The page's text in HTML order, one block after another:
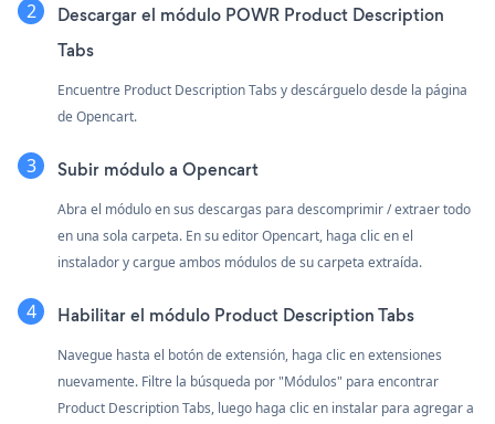
Descargar el módulo POWR Product Description
Tabs
Encuentre Product Description Tabs y descárguelo desde la página
de Opencart.
Subir módulo a Opencart
Abra el módulo en sus descargas para descomprimir / extraer todo
en una sola carpeta. En su editor Opencart, haga clic en el
instalador y cargue ambos módulos de su carpeta extraída.
Habilitar el módulo Product Description Tabs
Navegue hasta el botón de extensión, haga clic en extensiones
nuevamente. Filtre la búsqueda por "Módulos" para encontrar
Product Description Tabs, luego haga clic en instalar para agregar a